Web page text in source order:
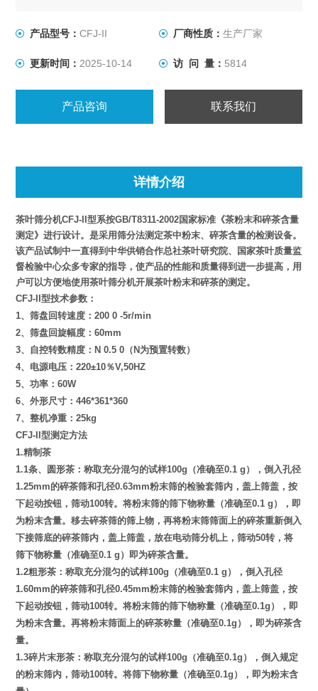
产品型号：CFJ-II 厂商性质： 生产厂家
更新时间： 2025-10-14 访 问 量： 5814
产品咨询 联系我们
详情介绍
茶叶筛分机CFJ-II型系按GB/T8311-2002国家标准《茶粉末和碎茶含量
测定》进行设计。是采用筛分法测定茶中粉末、碎茶含量的检测设备。
该产品试制中一直得到中华供销合作总社茶叶研究院、国家茶叶质量监
督检验中心众多专家的指导，使产品的性能和质量得到进一步提高，用
户可以方便地使用茶叶筛分机开展茶叶粉末和碎茶的测定。
CFJ-II型技术参数：
1、筛盘回转速度：200 0 -5r/min
2、筛盘回旋幅度：60mm
3、自控转数精度：N 0.5 0（N为预置转数）
4、电源电压：220±10％V,50HZ
5、功率：60W
6、外形尺寸：446*361*360
7、整机净重：25kg
CFJ-II型测定方法
1.精制茶
1.1条、圆形茶：称取充分混匀的试样100g（准确至0.1 g），倒入孔径
1.25mm的碎茶筛和孔径0.63mm粉末筛的检验套筛内，盖上筛盖，按
下起动按钮，筛动100转。将粉末筛的筛下物称量（准确至0.1 g），即
为粉末含量。移去碎茶筛的筛上物，再将粉末筛筛面上的碎茶重新倒入
下接筛底的碎茶筛内，盖上筛盖，放在电动筛分机上，筛动50转，将
筛下物称量（准确至0.1 g）即为碎茶含量。
1.2粗形茶：称取充分混匀的试样100g（准确至0.1 g），倒入孔径
1.60mm的碎茶筛和孔径0.45mm粉末筛的检验套筛内，盖上筛盖，按
下起动按钮，筛动100转。将粉末筛的筛下物称量（准确至0.1g），即
为粉末含量。再将粉末筛面上的碎茶称量（准确至0.1g），即为碎茶含
量。
1.3碎片末形茶：称取充分混匀的试样100g（准确至0.1g），倒入规定
的粉末筛内，筛动100转。将筛下物称量（准确至0.1g），即为粉末含